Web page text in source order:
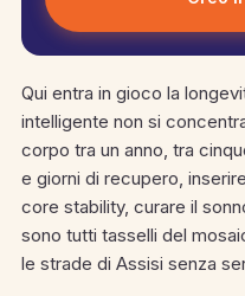
Qui entra in gioco la
intelligente non si
corpo tra un anno, tra
e giorni di recupero,
core stability, curare il
sono tutti tasselli del
le strade di Assisi senza